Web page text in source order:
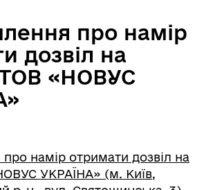
про намір
дозвіл на
«НОВУС
намір отримати дозвіл на
УКРАЇНА» (м. Київ,